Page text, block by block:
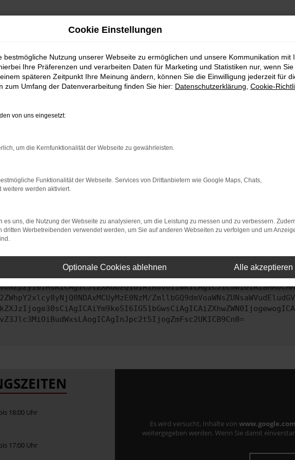
bestimmter Seiten verhindern. Funktioniert die Seite in einem anderen
beheben.
auf dem neuesten Stand sind.
kann auch dazu führen, dass bestimmte Funktionen nicht mehr
uns bitte. Wir werden versuchen, das Problem zu beheben. Du kannst
18:00 Uhr
17:00 Uhr
Es wird versucht, Inhalte von www.google.com
weitergegeben werden. Wenn Sie damit
Cookie Einstellungen
bestmögliche Nutzung unserer Webseite zu ermöglichen und unsere Kommunikation mit
Ihre Präferenzen und verarbeiten Daten für Marketing und Statistiken nur, wenn
späteren Zeitpunkt Ihre Meinung ändern, können Sie die Einwilligung jederzeit für
zum Umfang der Datenverarbeitung finden Sie hier: Datenschutzerklärung Cookie-
von uns eingesetzt:
um die Kernfunktionalität der Webseite zu gewährleisten.
Funktionalität der Webseite. Services von Drittanbietern wie Google Maps, Chats,
weitere werden aktiviert.
es uns, die Nutzung der Webseite zu analysieren, um die Leistung zu messen und zu verbessern.
dritten Werbetreibenden verwendet werden, um Sie auf anderen Webseiten zu verfolgen und um
Optionale Cookies ablehnen Alle akzeptieren